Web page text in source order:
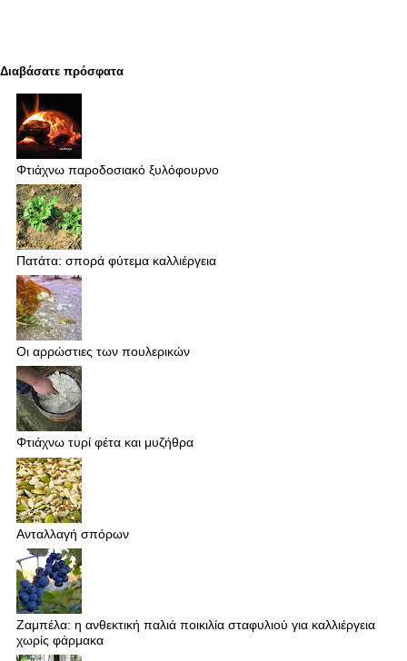
Διαβάσατε πρόσφατα
Φτιάχνω παροδοσιακό ξυλόφουρνο
Πατάτα: σπορά φύτεμα καλλιέργεια
Οι αρρώστιες των πουλερικών
Φτιάχνω τυρί φέτα και μυζήθρα
Ανταλλαγή σπόρων
Ζαμπέλα: η ανθεκτική παλιά ποικιλία σταφυλιού για καλλιέργεια
χωρίς φάρμακα